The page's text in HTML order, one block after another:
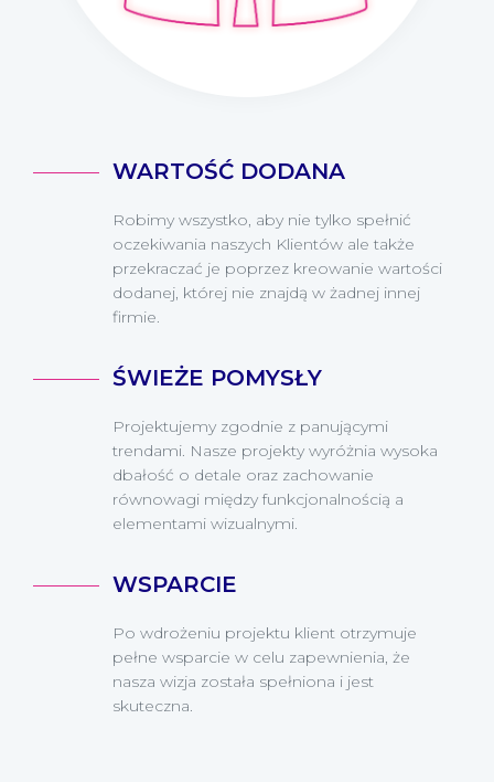
WARTOŚĆ DODANA
Robimy wszystko, aby nie tylko spełnić
oczekiwania naszych Klientów ale także
przekraczać je poprzez kreowanie wartości
dodanej, której nie znajdą w żadnej innej
firmie.
ŚWIEŻE POMYSŁY
Projektujemy zgodnie z panującymi
trendami. Nasze projekty wyróżnia wysoka
dbałość o detale oraz zachowanie
równowagi między funkcjonalnością a
elementami wizualnymi.
WSPARCIE
Po wdrożeniu projektu klient otrzymuje
pełne wsparcie w celu zapewnienia, że
nasza wizja została spełniona i jest
skuteczna.